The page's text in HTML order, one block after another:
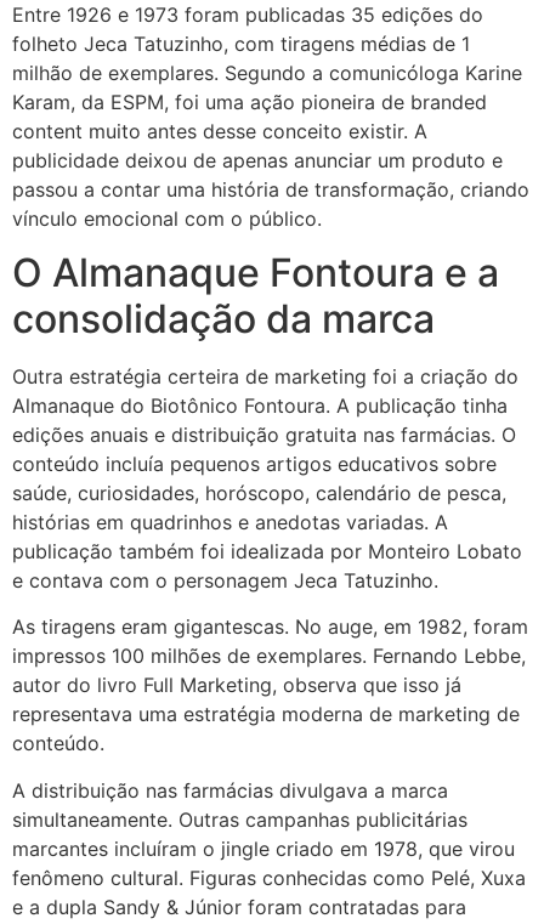
Entre 1926 e 1973 foram publicadas 35 edições do
folheto Jeca Tatuzinho, com tiragens médias de 1
milhão de exemplares. Segundo a comunicóloga Karine
Karam, da ESPM, foi uma ação pioneira de branded
content muito antes desse conceito existir. A
publicidade deixou de apenas anunciar um produto e
passou a contar uma história de transformação, criando
vínculo emocional com o público.
O Almanaque Fontoura e a
consolidação da marca
Outra estratégia certeira de marketing foi a criação do
Almanaque do Biotônico Fontoura. A publicação tinha
edições anuais e distribuição gratuita nas farmácias. O
conteúdo incluía pequenos artigos educativos sobre
saúde, curiosidades, horóscopo, calendário de pesca,
histórias em quadrinhos e anedotas variadas. A
publicação também foi idealizada por Monteiro Lobato
e contava com o personagem Jeca Tatuzinho.
As tiragens eram gigantescas. No auge, em 1982, foram
impressos 100 milhões de exemplares. Fernando Lebbe,
autor do livro Full Marketing, observa que isso já
representava uma estratégia moderna de marketing de
conteúdo.
A distribuição nas farmácias divulgava a marca
simultaneamente. Outras campanhas publicitárias
marcantes incluíram o jingle criado em 1978, que virou
fenômeno cultural. Figuras conhecidas como Pelé, Xuxa
e a dupla Sandy & Júnior foram contratadas para